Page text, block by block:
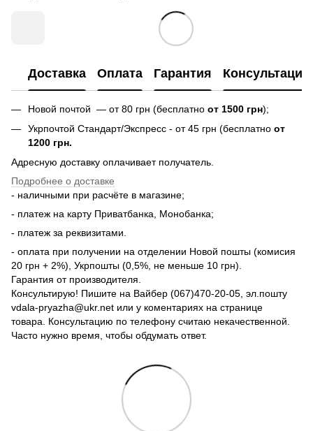
Доставка Оплата Гарантия Консультация
Новой почтой — от 80 грн (бесплатно от 1500 грн);
Укрпочтой Стандарт/Экспресс - от 45 грн (бесплатно от
1200 грн.
Адресную доставку оплачивает получатель.
Подробнее о доставке
- наличными при расчёте в магазине;
- платеж на карту Приватбанка, Монобанка;
- платеж за реквизитами.
- оплата при получении на отделении Новой пошты (комисия
20 грн + 2%), Укрпошты (0,5%, не меньше 10 грн).
Гарантия от производителя.
Консультирую! Пишите на Вайбер (067)470-20-05, эл.пошту
vdala-pryazha@ukr.net или у коментариях на странице
товара. Консультацию по телефону считаю некачественной.
Часто нужно время, чтобы обдумать ответ.